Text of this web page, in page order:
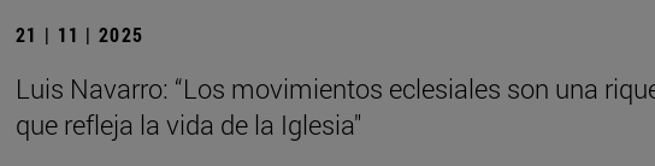
21 | 11 | 2025
Luis Navarro: “Los movimientos eclesiales son una
que refleja la vida de la Iglesia"